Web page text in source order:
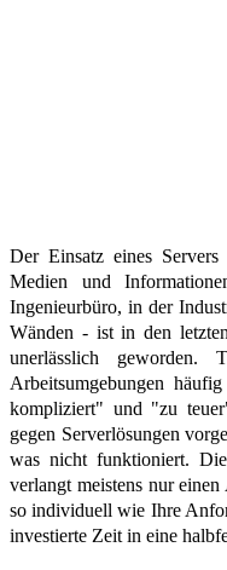
Der Einsatz eines
Medien und
Ingenieurbüro, in der
Wänden - ist in den
unerlässlich geworden.
Arbeitsumgebungen
kompliziert" und "zu
gegen Serverlösungen
was nicht funktioniert.
verlangt meistens nur
so individuell wie Ihre
investierte Zeit in eine